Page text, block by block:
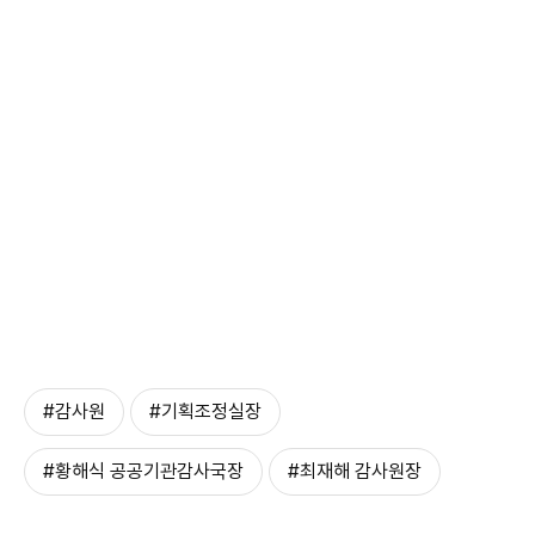
#감사원 #기획조정실장
#황해식 공공기관감사국장 #최재해 감사원장